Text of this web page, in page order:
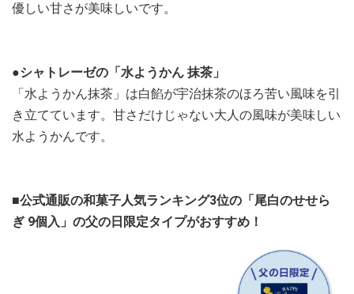
優しい甘さが美味しいです。
●シャトレーゼの「水ようかん 抹茶」
「水ようかん抹茶」は白餡が宇治抹茶のほろ苦い風味を引
き立てています。甘さだけじゃない大人の風味が美味しい
水ようかんです。
■公式通販の和菓子人気ランキング3位の「尾白のせせら
ぎ 9個入」の父の日限定タイプがおすすめ！